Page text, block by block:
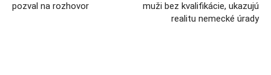
pozval na rozhovor
muži bez kvalifikácie, ukazujú
realitu nemecké úrady